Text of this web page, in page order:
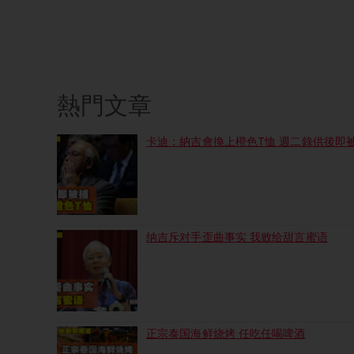
熱門文章
卡迪：納吉會換上橙色T恤 週二錄供後即
纳吉斥对手歪曲事实 我败给甜言蜜语
正宗泰国海鲜烧烤 任吃任喝啤酒